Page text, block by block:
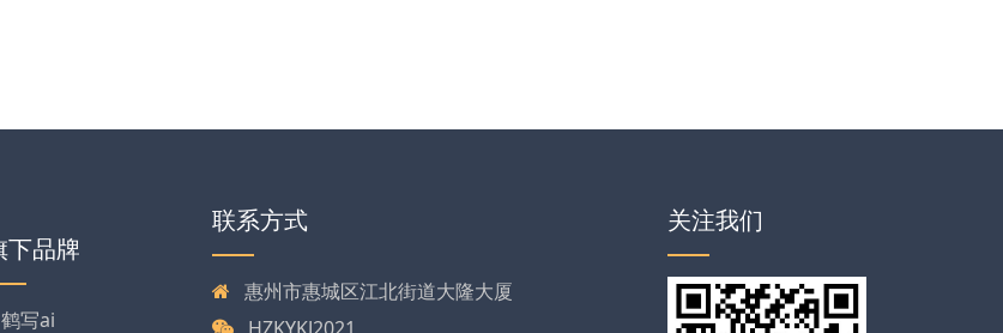
下品牌
鹤写ai
联系方式
惠州市惠城区江北街道大隆大厦
关注我们